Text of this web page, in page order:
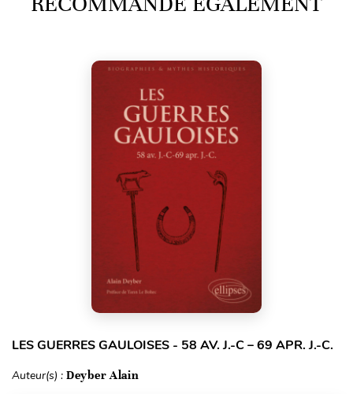
LES GUERRES GAULOISES - 58 AV. J.-C – 69 APR. J.-C.
Auteur(s) : Deyber Alain